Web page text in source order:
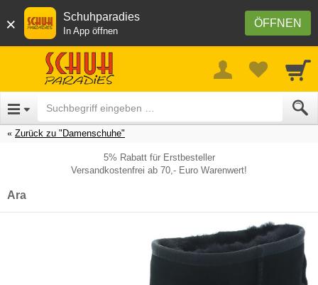
× ÖFFNEN
Schuhparadies
In App öffnen
Zurück zu "Damenschuhe"
5% Rabatt für Erstbesteller
Versandkostenfrei ab 70,- Euro Warenwert!
Ara